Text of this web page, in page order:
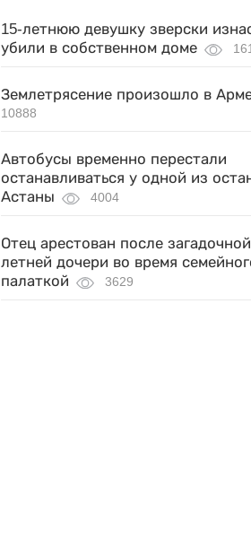
15-летнюю девушку зверски
убили в собственном доме
Землетрясение произошло в
10888
Автобусы временно перестали
останавливаться у одной из
Астаны
4004
Отец арестован после
летней дочери во время
палаткой
3629